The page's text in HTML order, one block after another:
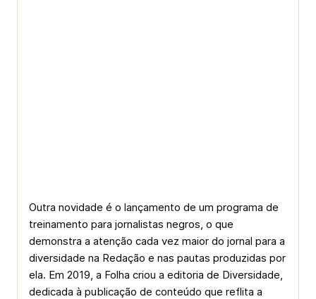
Outra novidade é o lançamento de um programa de
treinamento para jornalistas negros, o que
demonstra a atenção cada vez maior do jornal para a
diversidade na Redação e nas pautas produzidas por
ela. Em 2019, a Folha criou a editoria de Diversidade,
dedicada à publicação de conteúdo que reflita a